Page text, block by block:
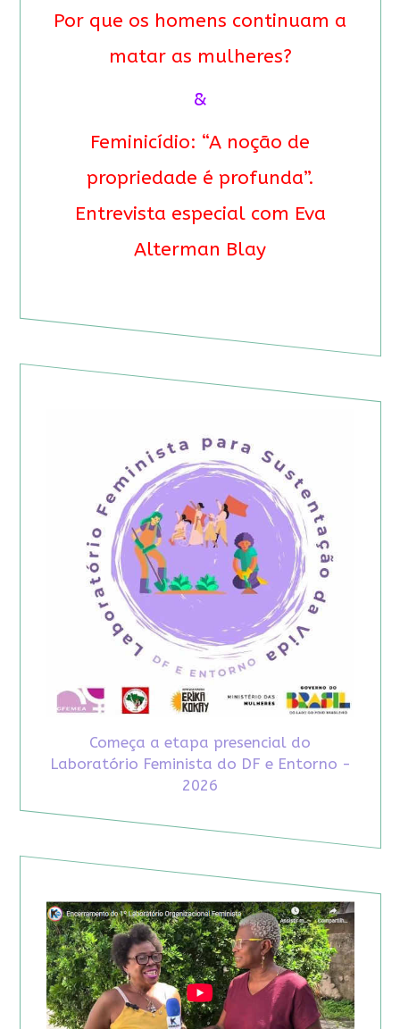
Por que os homens continuam a
matar as mulheres?
&
Feminicídio: “A noção de
propriedade é profunda”.
Entrevista especial com Eva
Alterman Blay
Começa a etapa presencial do
Laboratório Feminista do DF e Entorno -
2026